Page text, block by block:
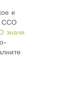
е
ССО
значи